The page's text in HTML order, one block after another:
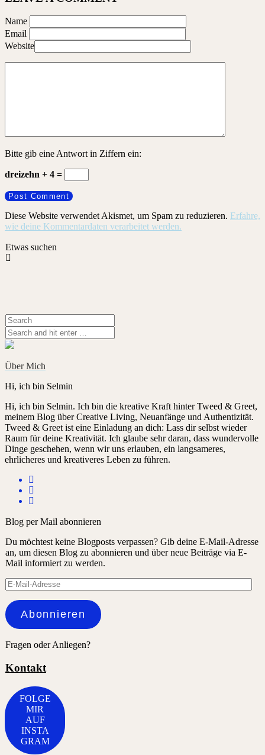
Name
Email
Website
Bitte gib eine Antwort in Ziffern ein:
dreizehn + 4 =
Diese Website verwendet Akismet, um Spam zu reduzieren. Erfahre,
wie deine Kommentardaten verarbeitet werden.
Etwas suchen
Über Mich
Hi, ich bin Selmin
Hi, ich bin Selmin. Ich bin die kreative Kraft hinter Tweed & Greet,
meinem Blog über Creative Living, Neuanfänge und Authentizität.
Tweed & Greet ist eine Einladung an dich: Lass dir selbst wieder
Raum für deine Kreativität. Ich glaube sehr daran, dass wundervolle
Dinge geschehen, wenn wir uns erlauben, ein langsameres,
ehrlicheres und kreativeres Leben zu führen.
Blog per Mail abonnieren
Du möchtest keine Blogposts verpassen? Gib deine E-Mail-Adresse
an, um diesen Blog zu abonnieren und über neue Beiträge via E-
Mail informiert zu werden.
E-
Mail-
Adresse
Abonnieren
Fragen oder Anliegen?
Kontakt
FOLGE
MIR
AUF
INSTA
GRAM